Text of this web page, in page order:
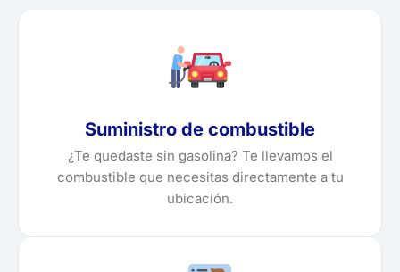
Suministro de combustible
¿Te quedaste sin gasolina? Te llevamos el
combustible que necesitas directamente a tu
ubicación.